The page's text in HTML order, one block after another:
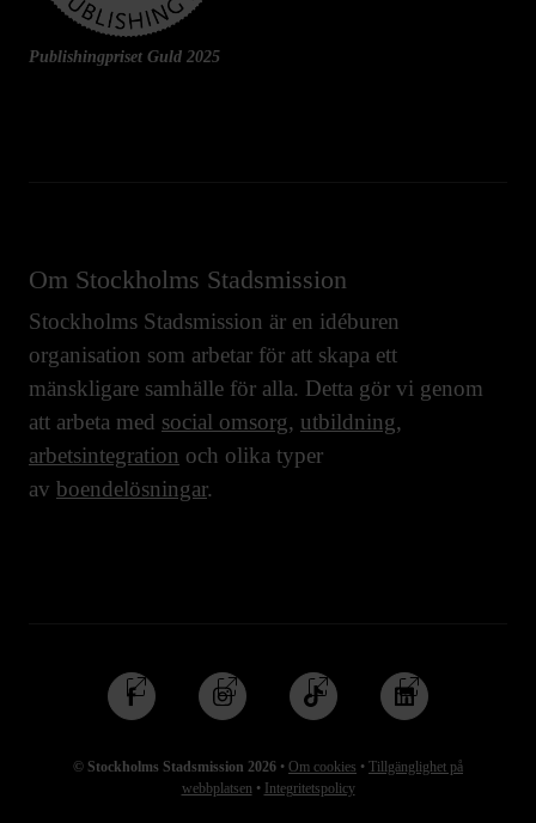
Publishingpriset Guld 2025
Om Stockholms Stadsmission
Stockholms Stadsmission är en idéburen
organisation som arbetar för att skapa ett
mänskligare samhälle för alla. Detta gör vi genom
att arbeta med social omsorg, utbildning,
arbetsintegration och olika typer
av boendelösningar.
© Stockholms Stadsmission 2026 • Om cookies • Tillgänglighet på
webbplatsen • Integritetspolicy
Följ
oss
Facebook
Följ
oss
Instagram
Följ
oss
TikTok
Följ
oss
Linkedin